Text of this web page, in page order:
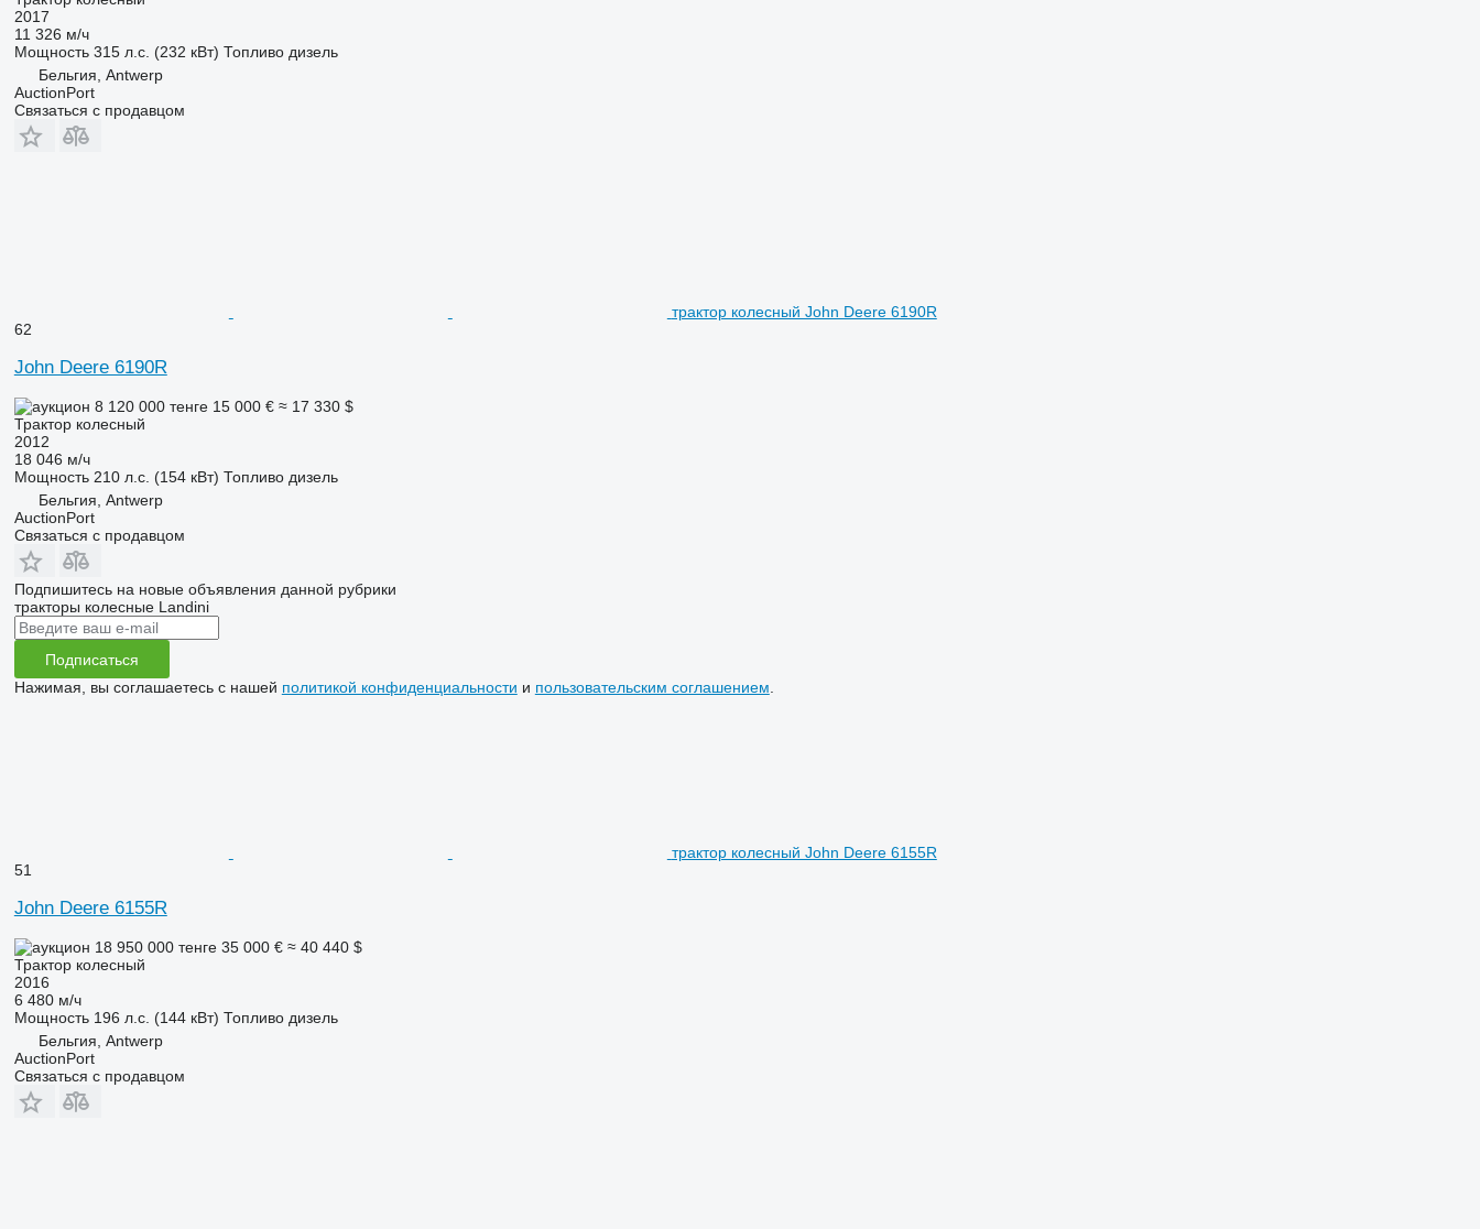
2017
11 326 м/ч
Мощность 315 л.с. (232 кВт) Топливо дизель
Бельгия, Antwerp
AuctionPort
Связаться с продавцом
трактор колесный John Deere 6190R
62
John Deere 6190R
8 120 000 тенге 15 000 € ≈ 17 330 $
Трактор колесный
2012
18 046 м/ч
Мощность 210 л.с. (154 кВт) Топливо дизель
Бельгия, Antwerp
AuctionPort
Связаться с продавцом
Подпишитесь на новые объявления данной рубрики
тракторы колесные Landini
Подписаться
Нажимая, вы соглашаетесь с нашей политикой конфиденциальности и пользовательским соглашением.
трактор колесный John Deere 6155R
51
John Deere 6155R
18 950 000 тенге 35 000 € ≈ 40 440 $
Трактор колесный
2016
6 480 м/ч
Мощность 196 л.с. (144 кВт) Топливо дизель
Бельгия, Antwerp
AuctionPort
Связаться с продавцом